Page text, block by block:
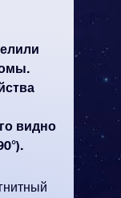
видно